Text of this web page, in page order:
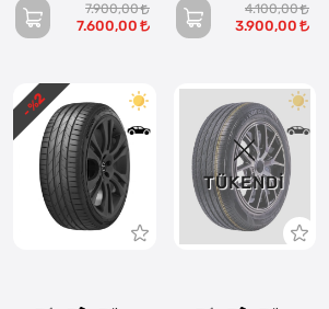
7.900,00
7.600,00
4.100,00
3.900,00
- %
2
TÜKENDI